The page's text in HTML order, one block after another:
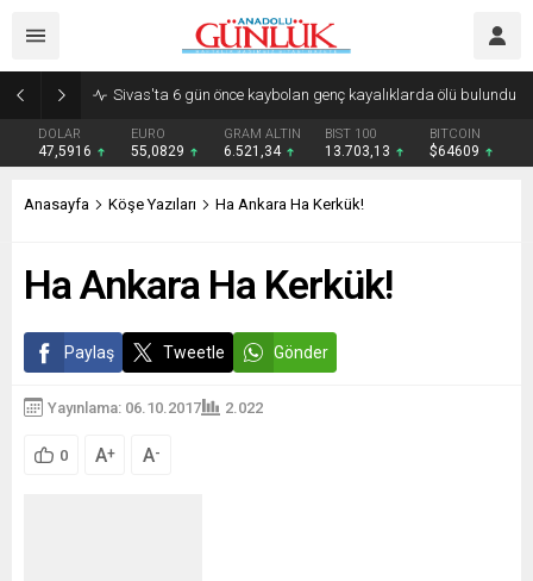
Sivas'ta 6 gün önce kaybolan genç kayalıklarda ölü bulundu
DOLAR
47,5916
EURO
55,0829
GRAM ALTIN
6.521,34
BIST 100
13.703,13
BITCOIN
$64609
Anasayfa Köşe Yazıları Ha Ankara Ha Kerkük!
Ha Ankara Ha Kerkük!
Paylaş Tweetle Gönder
Yayınlama: 06.10.2017 2.022
0 A+ A-